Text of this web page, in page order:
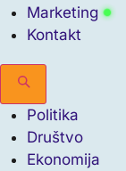
Marketing
Kontakt
Politika
Društvo
Ekonomija